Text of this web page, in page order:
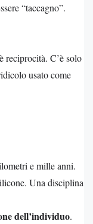
“taccagno”.
reciprocità. C’è solo
usato come
e mille anni.
Una disciplina
dell’individuo.